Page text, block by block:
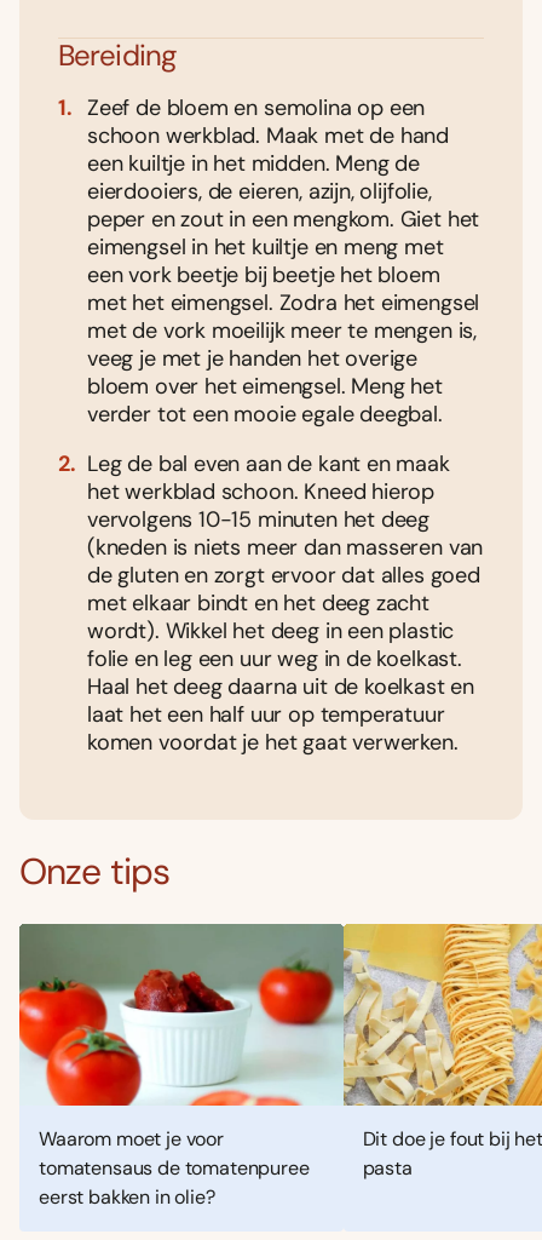
Bereiding
Zeef de bloem en semolina op een
schoon werkblad. Maak met de hand
een kuiltje in het midden. Meng de
eierdooiers, de eieren, azijn, olijfolie,
peper en zout in een mengkom. Giet het
eimengsel in het kuiltje en meng met
een vork beetje bij beetje het bloem
met het eimengsel. Zodra het eimengsel
met de vork moeilijk meer te mengen is,
veeg je met je handen het overige
bloem over het eimengsel. Meng het
verder tot een mooie egale deegbal.
Leg de bal even aan de kant en maak
het werkblad schoon. Kneed hierop
vervolgens 10-15 minuten het deeg
(kneden is niets meer dan masseren van
de gluten en zorgt ervoor dat alles goed
met elkaar bindt en het deeg zacht
wordt). Wikkel het deeg in een plastic
folie en leg een uur weg in de koelkast.
Haal het deeg daarna uit de koelkast en
laat het een half uur op temperatuur
komen voordat je het gaat verwerken.
Onze tips
Waarom moet je voor
tomatensaus de tomatenpuree
eerst bakken in olie?
Dit doe je fout bij
pasta